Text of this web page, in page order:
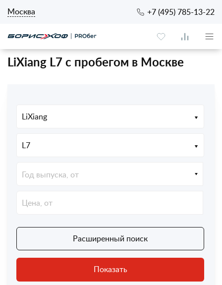
Москва +7 (495) 785-13-22
LiXiang L7 с пробегом в Москве
LiXiang
L7
Год выпуска, от
Расширенный поиск
Показать